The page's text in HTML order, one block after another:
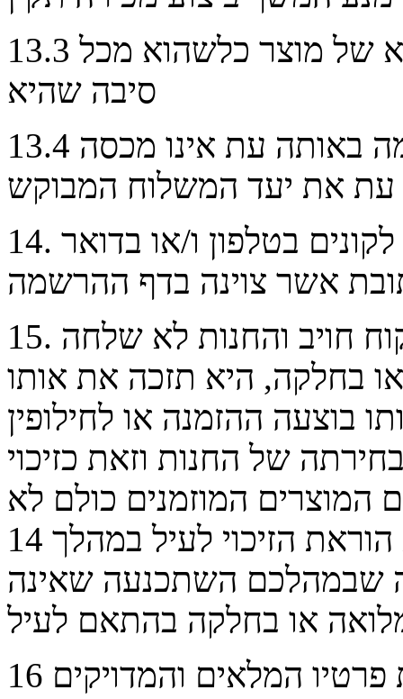
13.3
סיבה שהיא
13.4
14. הודעה על ביטול המכירה תימסר לקונים בטלפון ו/או בדואר
15. בכל מקרה שכרטיס אשראי הלקוח חויב והחנות לא שלחה
בחלקה, היא תזכה את אותו
בוצעה ההזמנה או לחילופין
של החנות וזאת כזיכוי
המוזמנים כולם לא
הזיכוי לעיל במהלך 14
שבמהלכם השתכנעה שאינה
16